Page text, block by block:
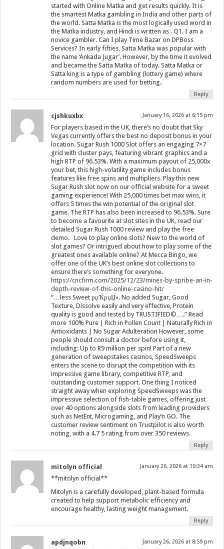
started with Online Matka and get results quickly. It is
the smartest Matka gambling in India and other parts of
the world. Satta Matka is the most logically used word in
the Matka industry, and Hindi is written as . Q1. I am a
novice gambler. Can I play Time Bazar on DPBoss
Services? In early fifties, Satta Matka was popular with
the name ‘Ankada Jugar’. However, by the time it evolved
and became the Satta Matka of today. Satta Matka or
Satta king is a type of gambling (lottery game) where
random numbers are used for betting.
Reply
cjshkuxbx January 16, 2026 at 6:15 pm
For players based in the UK, there’s no doubt that Sky
Vegas currently offers the best no deposit bonus in your
location. Sugar Rush 1000 Slot offers an engaging 7×7
grid with cluster pays, featuring vibrant graphics and a
high RTP of 96.53%. With a maximum payout of 25,000x
your bet, this high-volatility game includes bonus
features like free spins and multipliers. Play this new
Sugar Rush slot now on our official website for a sweet
gaming experience! With 25,000 times bet max wins, it
offers 5 times the win potential of the original slot
game. The RTP has also been increased to 96.53%. Sure
to become a favourite at slot sites in the UK, read our
detailed Sugar Rush 1000 review and play the free
demo. Love to play online slots? New to the world of
slot games? Or intrigued about how to play some of the
greatest ones available online? At Mecca Bingo, we
offer one of the UK’s best online slot collections to
ensure there’s something for everyone.
https://cncfirm.com/2025/12/23/mines-by-spribe-an-in-
depth-review-of-this-online-casino-hit/
“…less Sweet рџ‘ЌрџЏ». No added Sugar, Good
Texture, Dissolve easily and very effective, Protein
quality is good and tested by TRUSTIFIED©….” Read
more 100% Pure | Rich in Pollen Count | Naturally Rich in
Antioxidants | No Sugar Adulteration However, some
people should consult a doctor before using it,
including: Up to R9 million per spin! Part of a new
generation of sweepstakes casinos, SpeedSweeps
enters the scene to disrupt the competition with its
impressive game library, competitive RTP, and
outstanding customer support. One thing I noticed
straight away when exploring SpeedSweeps was the
impressive selection of fish-table games, offering just
over 40 options alongside slots from leading providers
such as NetEnt, Microgaming, and Play’n GO. The
customer review sentiment on Trustpilot is also worth
noting, with a 4.7 5 rating from over 350 reviews.
Reply
mitolyn official January 26, 2026 at 10:34 am
**mitolyn official**
Mitolyn is a carefully developed, plant-based formula
created to help support metabolic efficiency and
encourage healthy, lasting weight management.
Reply
apdjnqobn January 26, 2026 at 8:59 pm